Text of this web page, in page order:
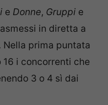
e Donne, Gruppi e
in diretta a
prima puntata
16 i concorrenti che
3 o 4 sì dai